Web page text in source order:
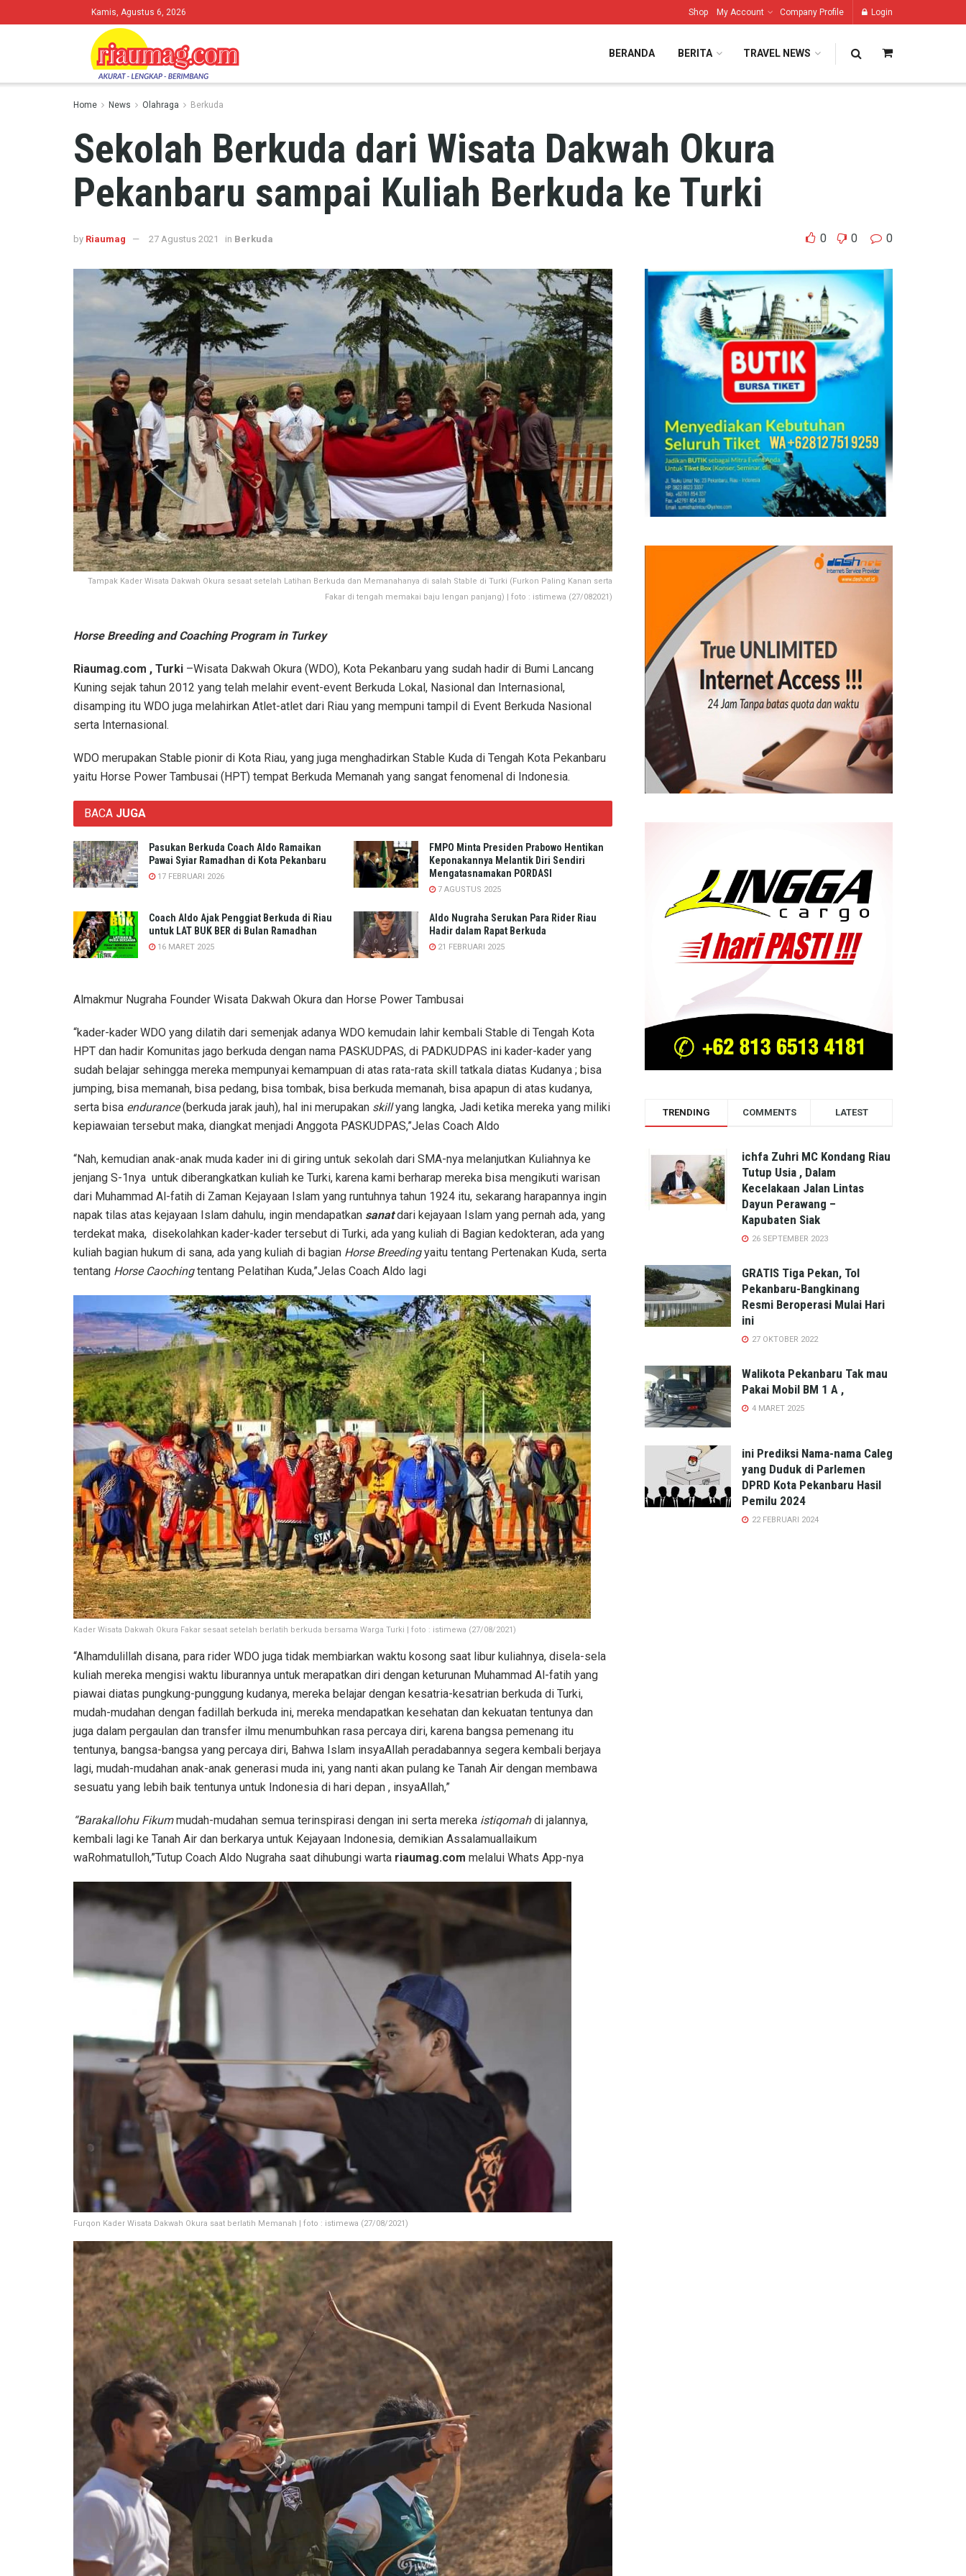
Kamis, Agustus 6, 2026 Shop My Account Company Profile Login
BERANDA BERITA TRAVEL NEWS
Home News Olahraga Berkuda
Sekolah Berkuda dari Wisata Dakwah Okura
Pekanbaru sampai Kuliah Berkuda ke Turki
by Riaumag 27 Agustus 2021 in Berkuda 0 0 0
Tampak Kader Wisata Dakwah Okura sesaat setelah Latihan Berkuda dan Memanahanya di salah Stable di Turki (Furkon Paling Kanan serta
Fakar di tengah memakai baju lengan panjang) | foto : istimewa (27/082021)
Horse Breeding and Coaching Program in Turkey
Riaumag.com , Turki –Wisata Dakwah Okura (WDO), Kota Pekanbaru yang sudah hadir di Bumi Lancang
Kuning sejak tahun 2012 yang telah melahir event-event Berkuda Lokal, Nasional dan Internasional,
disamping itu WDO juga melahirkan Atlet-atlet dari Riau yang mempuni tampil di Event Berkuda Nasional
serta Internasional.
WDO merupakan Stable pionir di Kota Riau, yang juga menghadirkan Stable Kuda di Tengah Kota Pekanbaru
yaitu Horse Power Tambusai (HPT) tempat Berkuda Memanah yang sangat fenomenal di Indonesia.
BACA JUGA
Pasukan Berkuda Coach Aldo Ramaikan
Pawai Syiar Ramadhan di Kota Pekanbaru
17 FEBRUARI 2026
FMPO Minta Presiden Prabowo Hentikan
Keponakannya Melantik Diri Sendiri
Mengatasnamakan PORDASI
7 AGUSTUS 2025
Coach Aldo Ajak Penggiat Berkuda di Riau
untuk LAT BUK BER di Bulan Ramadhan
16 MARET 2025
Aldo Nugraha Serukan Para Rider Riau
Hadir dalam Rapat Berkuda
21 FEBRUARI 2025
Almakmur Nugraha Founder Wisata Dakwah Okura dan Horse Power Tambusai
“kader-kader WDO yang dilatih dari semenjak adanya WDO kemudain lahir kembali Stable di Tengah Kota
HPT dan hadir Komunitas jago berkuda dengan nama PASKUDPAS, di PADKUDPAS ini kader-kader yang
sudah belajar sehingga mereka mempunyai kemampuan di atas rata-rata skill tatkala diatas Kudanya ; bisa
jumping, bisa memanah, bisa pedang, bisa tombak, bisa berkuda memanah, bisa apapun di atas kudanya,
serta bisa endurance(berkuda jarak jauh), hal ini merupakan skillyang langka, Jadi ketika mereka yang miliki
kepiawaian tersebut maka, diangkat menjadi Anggota PASKUDPAS,”Jelas Coach Aldo
“Nah, kemudian anak-anak muda kader ini di giring untuk sekolah dari SMA-nya melanjutkan Kuliahnya ke
jenjang S-1nya untuk diberangkatkan kuliah ke Turki, karena kami berharap mereka bisa mengikuti warisan
dari Muhammad Al-fatih di Zaman Kejayaan Islam yang runtuhnya tahun 1924 itu, sekarang harapannya ingin
napak tilas atas kejayaan Islam dahulu, ingin mendapatkan sanatdari kejayaan Islam yang pernah ada, yang
terdekat maka, disekolahkan kader-kader tersebut di Turki, ada yang kuliah di Bagian kedokteran, ada yang
kuliah bagian hukum di sana, ada yang kuliah di bagian Horse Breedingyaitu tentang Pertenakan Kuda, serta
tentang Horse Caochingtentang Pelatihan Kuda,”Jelas Coach Aldo lagi
Kader Wisata Dakwah Okura Fakar sesaat setelah berlatih berkuda bersama Warga Turki | foto : istimewa (27/08/2021)
“Alhamdulillah disana, para rider WDO juga tidak membiarkan waktu kosong saat libur kuliahnya, disela-sela
kuliah mereka mengisi waktu liburannya untuk merapatkan diri dengan keturunan Muhammad Al-fatih yang
piawai diatas pungkung-punggung kudanya, mereka belajar dengan kesatria-kesatrian berkuda di Turki,
mudah-mudahan dengan fadillah berkuda ini, mereka mendapatkan kesehatan dan kekuatan tentunya dan
juga dalam pergaulan dan transfer ilmu menumbuhkan rasa percaya diri, karena bangsa pemenang itu
tentunya, bangsa-bangsa yang percaya diri, Bahwa Islam insyaAllah peradabannya segera kembali berjaya
lagi, mudah-mudahan anak-anak generasi muda ini, yang nanti akan pulang ke Tanah Air dengan membawa
sesuatu yang lebih baik tentunya untuk Indonesia di hari depan , insyaAllah,”
“Barakallohu Fikummudah-mudahan semua terinspirasi dengan ini serta mereka istiqomahdi jalannya,
kembali lagi ke Tanah Air dan berkarya untuk Kejayaan Indonesia, demikian Assalamuallaikum
waRohmatulloh,”Tutup Coach Aldo Nugraha saat dihubungi warta riaumag.com melalui Whats App-nya
Furqon Kader Wisata Dakwah Okura saat berlatih Memanah | foto : istimewa (27/08/2021)
TRENDING COMMENTS LATEST
ichfa Zuhri MC Kondang Riau
Tutup Usia , Dalam
Kecelakaan Jalan Lintas
Dayun Perawang –
Kapubaten Siak
26 SEPTEMBER 2023
GRATIS Tiga Pekan, Tol
Pekanbaru-Bangkinang
Resmi Beroperasi Mulai Hari
ini
27 OKTOBER 2022
Walikota Pekanbaru Tak mau
Pakai Mobil BM 1 A ,
4 MARET 2025
ini Prediksi Nama-nama Caleg
yang Duduk di Parlemen
DPRD Kota Pekanbaru Hasil
Pemilu 2024
22 FEBRUARI 2024